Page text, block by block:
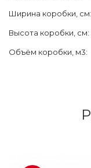
Ширина коробки, см:
Высота коробки, см:
Объём коробки, м3: